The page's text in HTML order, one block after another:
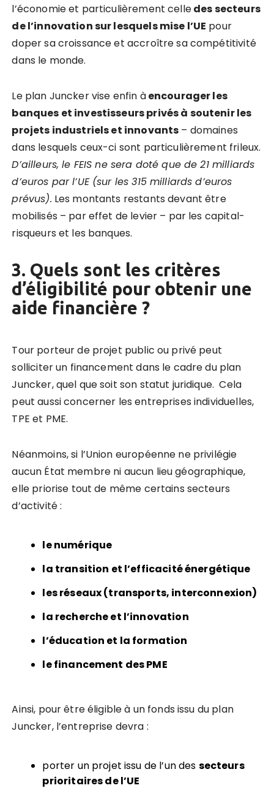
l’économie et particulièrement celledes secteurs
de l’innovation sur lesquels mise l’UE pour
doper sa croissance et accroître sa compétitivité
dans le monde.
Le plan Juncker vise enfin àencourager les
banques et investisseurs privés à soutenir les
projets industriels et innovants – domaines
dans lesquels ceux-ci sont particulièrement frileux.
D’ailleurs, le FEIS ne sera doté que de 21 milliards
d’euros par l’UE (sur les 315 milliards d’euros
prévus). Les montants restants devant être
mobilisés – par effet de levier – par les capital-
risqueurs et les banques.
3. Quels sont les critères
d’éligibilité pour obtenir une
aide financière ?
Tour porteur de projet public ou privé peut
solliciter un financement dans le cadre du plan
Juncker, quel que soit son statut juridique. Cela
peut aussi concerner les entreprises individuelles,
TPE et PME.
Néanmoins, si l’Union européenne ne privilégie
aucun État membre ni aucun lieu géographique,
elle priorise tout de même certains secteurs
d’activité :
le numérique
la transition et l’efficacité énergétique
les réseaux (transports, interconnexion)
la recherche et l’innovation
l’éducation et la formation
le financement des PME
Ainsi, pour être éligible à un fonds issu du plan
Juncker, l’entreprise devra :
porter un projet issu de l’un des secteurs
prioritaires de l’UE